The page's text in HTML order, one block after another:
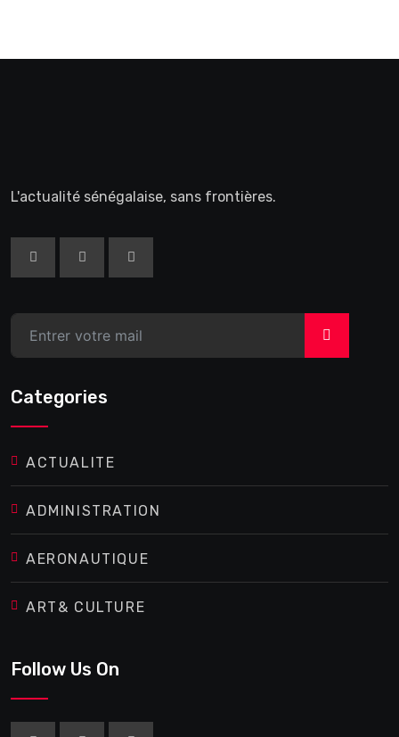
L'actualité sénégalaise, sans frontières.
>
Categories
ACTUALITE
ADMINISTRATION
AERONAUTIQUE
ART& CULTURE
Follow Us On